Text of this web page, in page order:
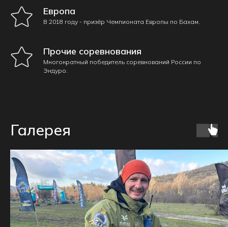
Европа
В 2018 году - призёр Чемпионата Европы по Бахам.
Прочие соревнования
Многократный победитель соревнований России по
Эндуро.
Галерея